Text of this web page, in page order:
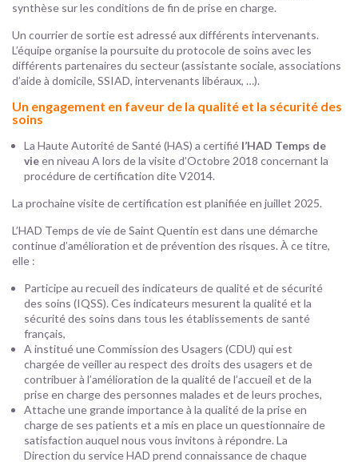
synthèse sur les conditions de fin de prise en charge.
Un courrier de sortie est adressé aux différents intervenants.
L’équipe organise la poursuite du protocole de soins avec les
différents partenaires du secteur (assistante sociale, associations
d’aide à domicile, SSIAD, intervenants libéraux, …).
Un engagement en faveur de la qualité et la sécurité des
soins
La Haute Autorité de Santé (HAS) a certifié l’HAD Temps de
vieen niveau A lors de la visite d’Octobre 2018 concernant la
procédure de certification dite V2014.
La prochaine visite de certification est planifiée en juillet 2025.
L’HAD Temps de vie de Saint Quentin est dans une démarche
continue d’amélioration et de prévention des risques. À ce titre,
elle :
Participe au recueil des indicateurs de qualité et de sécurité
des soins (IQSS). Ces indicateurs mesurent la qualité et la
sécurité des soins dans tous les établissements de santé
français,
A institué une Commission des Usagers (CDU) qui est
chargée de veiller au respect des droits des usagers et de
contribuer à l’amélioration de la qualité de l’accueil et de la
prise en charge des personnes malades et de leurs proches,
Attache une grande importance à la qualité de la prise en
charge de ses patients et a mis en place un questionnaire de
satisfaction auquel nous vous invitons à répondre. La
Direction du service HAD prend connaissance de chaque